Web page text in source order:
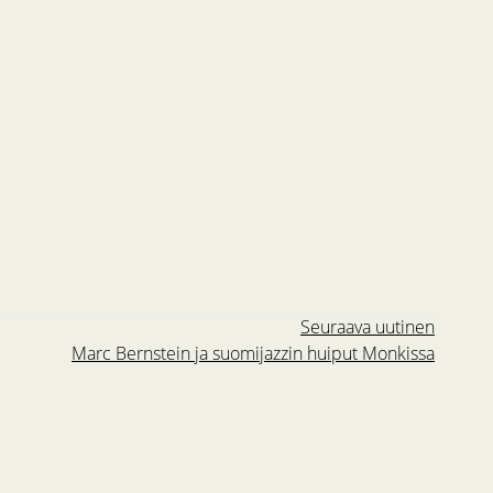
Seuraava uutinen
Marc Bernstein ja suomijazzin huiput Monkissa